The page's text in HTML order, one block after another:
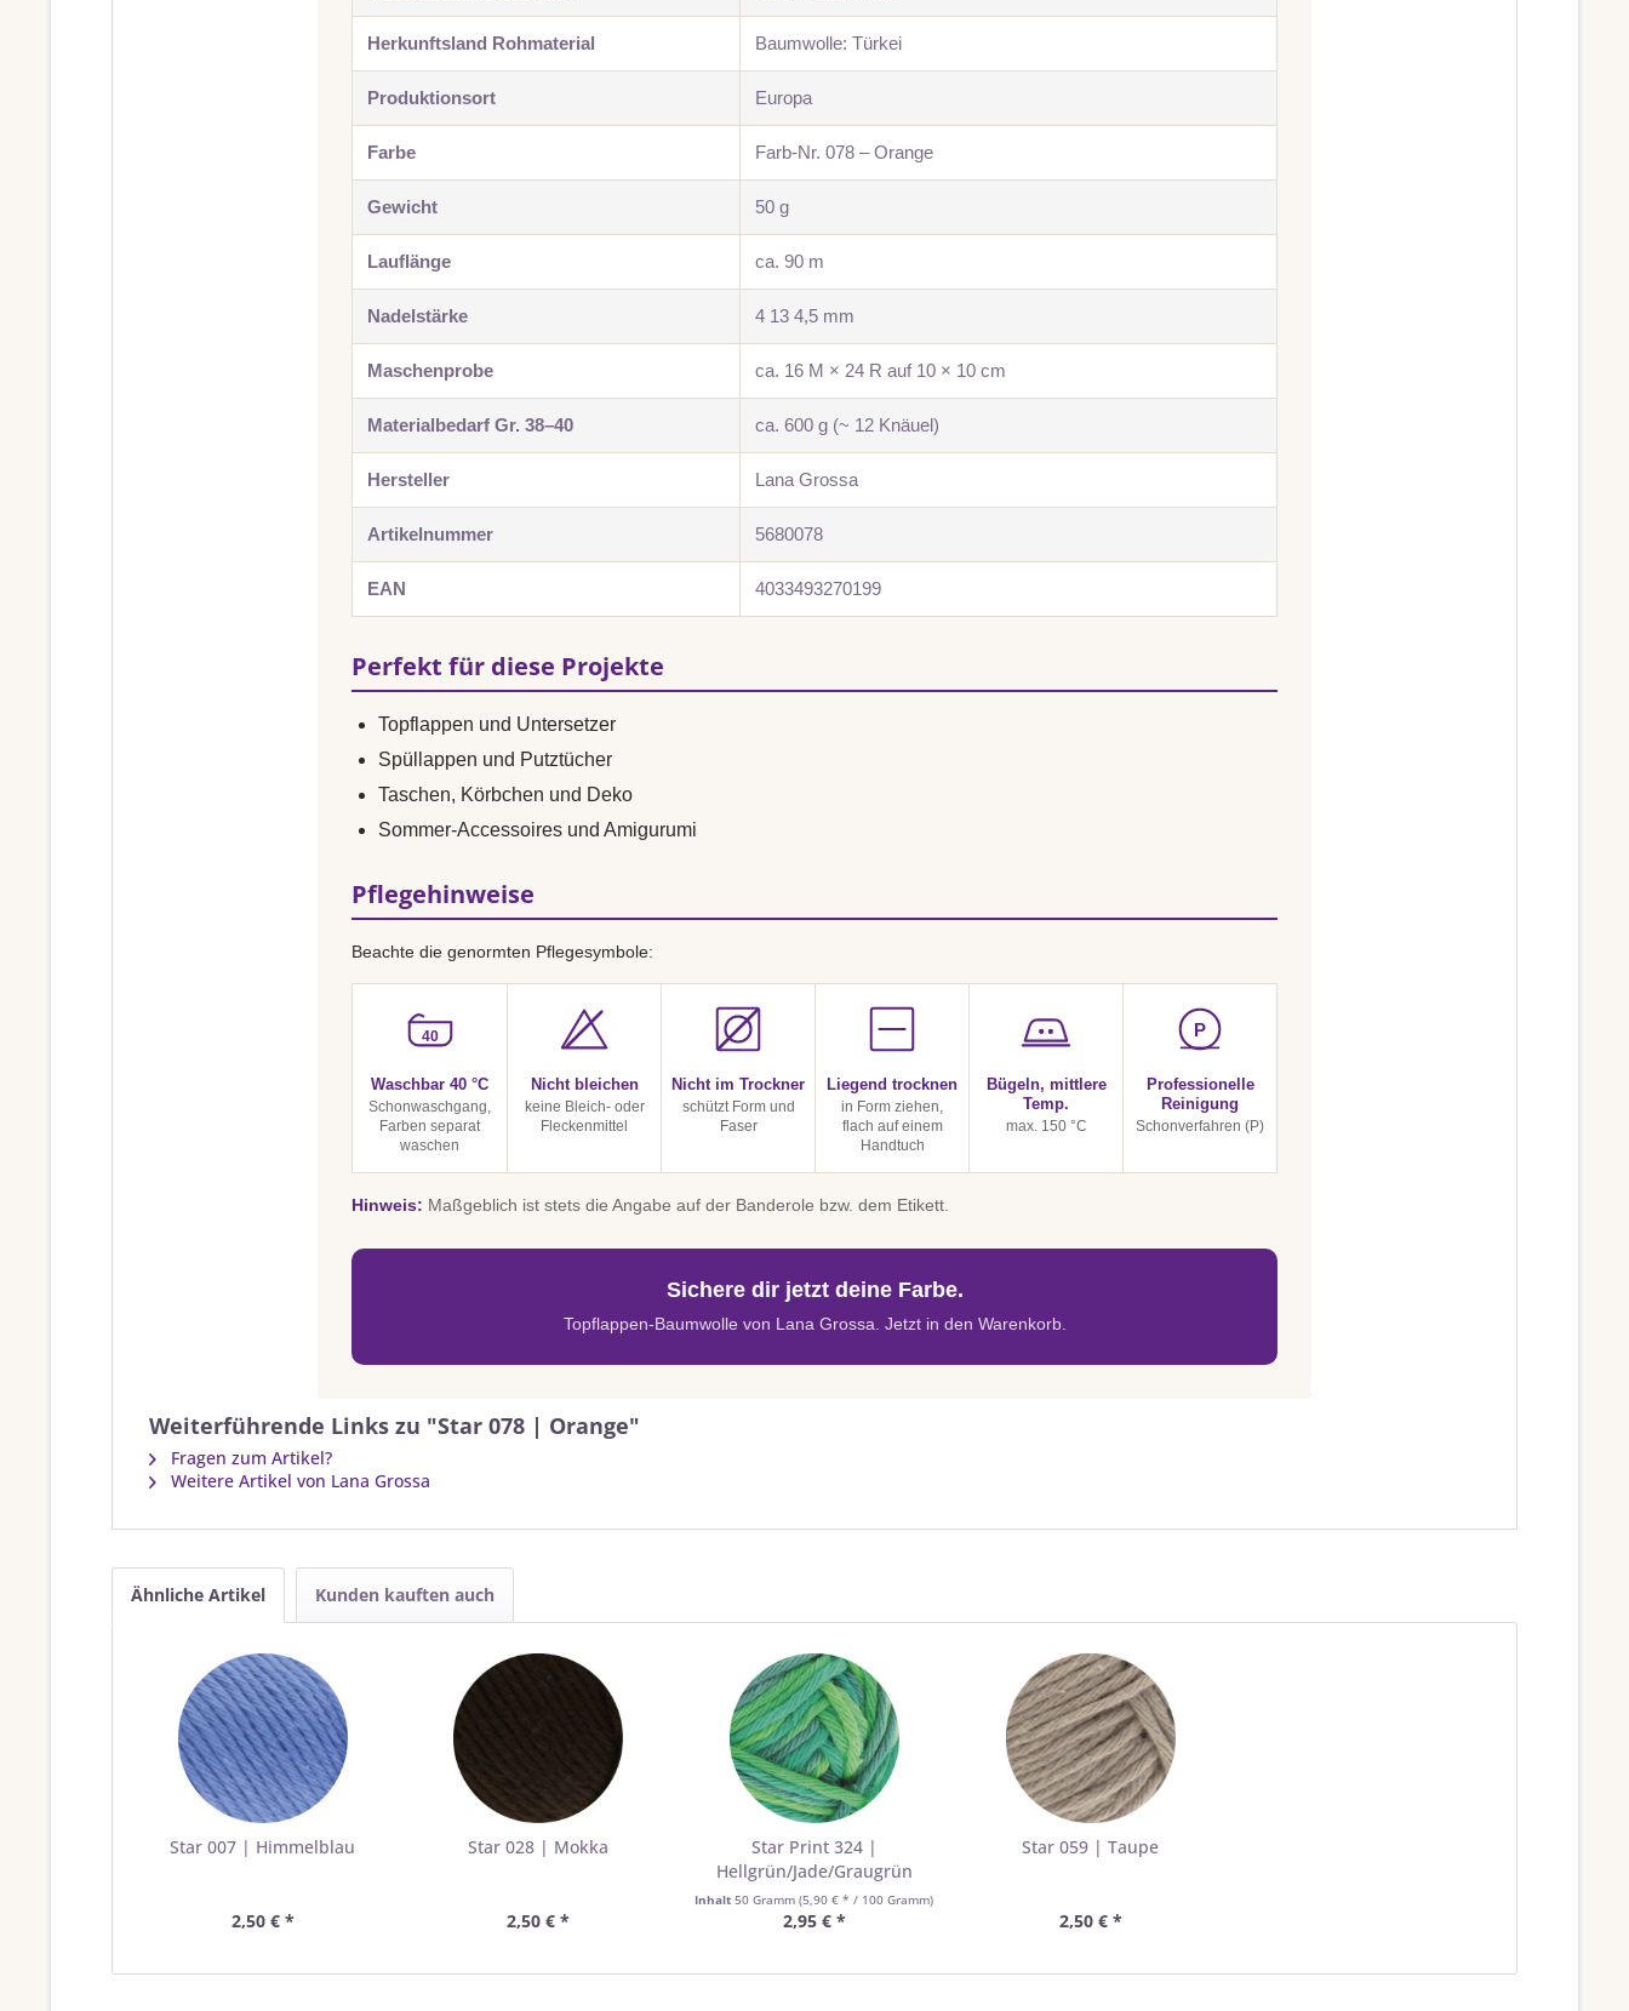
Herkunftsland Rohmaterial Baumwolle: Türkei
Produktionsort Europa
Farbe Farb-Nr. 078 – Orange
Gewicht 50 g
Lauflänge ca. 90 m
Nadelstärke 4 13 4,5 mm
Maschenprobe ca. 16 M × 24 R auf 10 × 10 cm
Materialbedarf Gr. 38–40 ca. 600 g (~ 12 Knäuel)
Hersteller Lana Grossa
Artikelnummer 5680078
EAN 4033493270199
Perfekt für diese Projekte
Topflappen und Untersetzer
Spüllappen und Putztücher
Taschen, Körbchen und Deko
Sommer-Accessoires und Amigurumi
Pflegehinweise
Beachte die genormten Pflegesymbole:
40
Waschbar 40 °C
Schonwaschgang,
Farben separat
waschen
Nicht bleichen
keine Bleich- oder
Fleckenmittel
Nicht im Trockner
schützt Form und
Faser
Liegend trocknen
in Form ziehen,
flach auf einem
Handtuch
Bügeln, mittlere
Temp.
max. 150 °C
P
Professionelle
Reinigung
Schonverfahren (P)
Hinweis: Maßgeblich ist stets die Angabe auf der Banderole bzw. dem Etikett.
Sichere dir jetzt deine Farbe.
Topflappen-Baumwolle von Lana Grossa. Jetzt in den Warenkorb.
Weiterführende Links zu "Star 078 | Orange"
Fragen zum Artikel?
Weitere Artikel von Lana Grossa
Ähnliche Artikel Kunden kauften auch
Star 007 | Himmelblau
2,50 € *
Star 028 | Mokka
2,50 € *
Star Print 324 |
Hellgrün/Jade/Graugrün
Inhalt50 Gramm(5,90 € * / 100 Gramm)
2,95 € *
Star 059 | Taupe
2,50 € *